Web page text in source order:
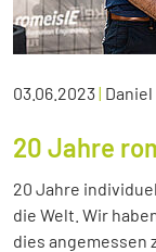
03.06.2023|
20 Jahre
20 Jahre
die Welt. Wir
dies angemessen